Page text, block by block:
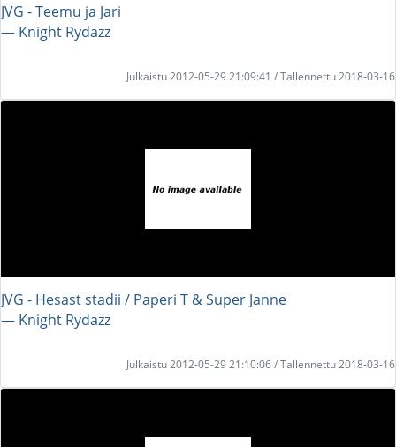
JVG - Teemu ja Jari
― Knight Rydazz
Julkaistu 2012-05-29 21:09:41 / Tallennettu 2018-03-16
JVG - Hesast stadii / Paperi T & Super Janne
― Knight Rydazz
Julkaistu 2012-05-29 21:10:06 / Tallennettu 2018-03-16